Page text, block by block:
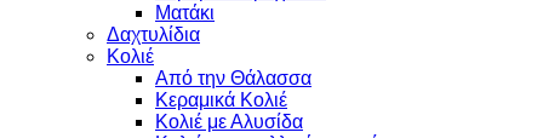
Ματάκι
Δαχτυλίδια
Κολιέ
Από την Θάλασσα
Κεραμικά Κολιέ
Κολιέ με Αλυσίδα